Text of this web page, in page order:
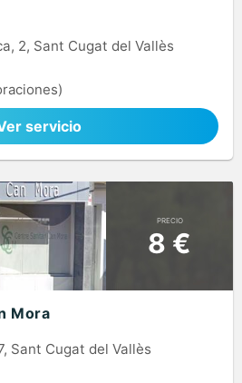
2, Sant Cugat del Vallès
servicio
PRECIO
8 €
Mora
Sant Cugat del Vallès